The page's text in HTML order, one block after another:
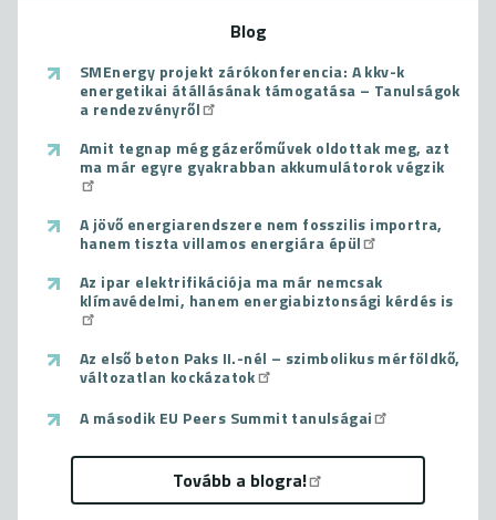
Blog
SMEnergy projekt zárókonferencia: A kkv-k
energetikai átállásának támogatása – Tanulságok
a rendezvényről
Amit tegnap még gázerőművek oldottak meg, azt
ma már egyre gyakrabban akkumulátorok végzik
A jövő energiarendszere nem fosszilis importra,
hanem tiszta villamos energiára épül
Az ipar elektrifikációja ma már nemcsak
klímavédelmi, hanem energiabiztonsági kérdés is
Az első beton Paks II.-nél – szimbolikus mérföldkő,
változatlan kockázatok
A második EU Peers Summit tanulságai
Tovább a blogra!